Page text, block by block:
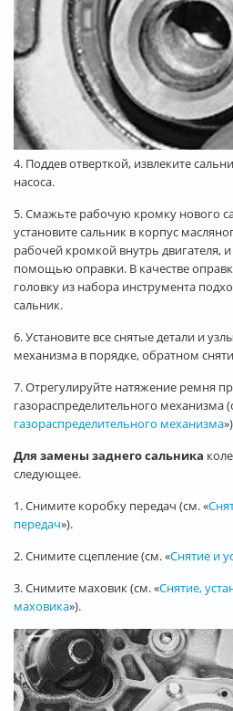
4. Поддев отверткой, извлеките
насоса.
5. Смажьте рабочую кромку нового
установите сальник в корпус
рабочей кромкой внутрь двигателя,
помощью оправки. В качестве
головку из набора инструмента
сальник.
6. Установите все снятые детали и
механизма в порядке, обратном
7. Отрегулируйте натяжение ремня
газораспределительного механизма
газораспределительного механизма
Для замены заднего сальника
следующее.
1. Снимите коробку передач (см. «
передач»).
2. Снимите сцепление (см. «Снятие и
3. Снимите маховик (см. «Снятие,
маховика»).